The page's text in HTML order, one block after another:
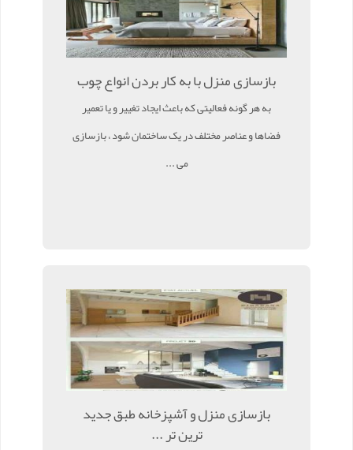
بازسازی منزل با به کار بردن انواع چوب
به هر گونه فعالیتی که باعث ایجاد تغییر و یا تعمیر
فضاها و عناصر مختلف در یک ساختمان شود ، بازسازی
می ...
بازسازی منزل و آشپزخانه طبق جدید
ترین تر ...